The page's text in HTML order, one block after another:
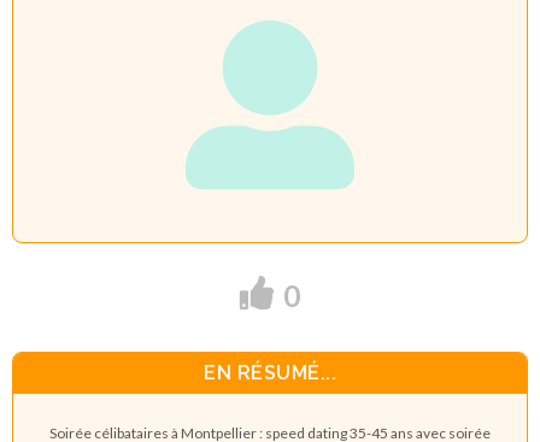
0
EN RÉSUMÉ...
Soirée célibataires à Montpellier : speed dating 35-45 ans avec soirée